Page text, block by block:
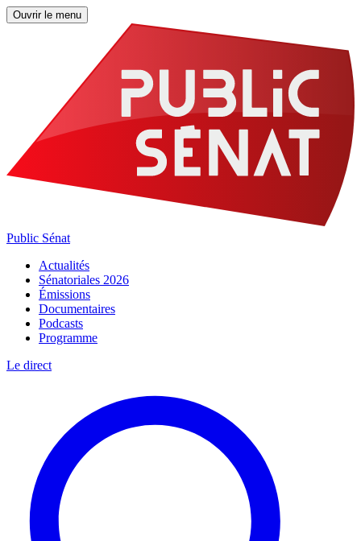
Ouvrir le menu
Public Sénat
Actualités
Sénatoriales 2026
Émissions
Documentaires
Podcasts
Programme
Le direct